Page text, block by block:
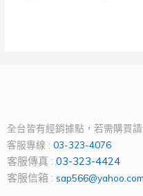
全台皆有經銷據點，若需購買
客服專線 : 03-323-4076
客服傳真 : 03-323-4424
客服信箱 :